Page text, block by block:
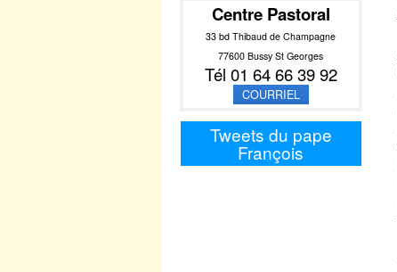
Centre Pastoral
33 bd Thibaud de Champagne
77600 Bussy St Georges
Tél 01 64 66 39 92
COURRIEL
Tweets du pape
François